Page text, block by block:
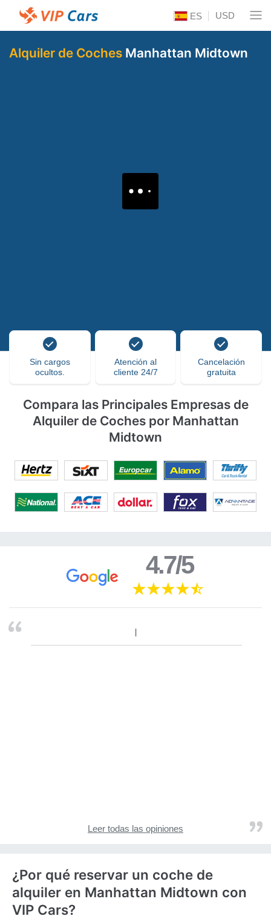
ES USD
Alquiler de Coches Manhattan Midtown
Sin cargos
ocultos.
Atención al
cliente 24/7
Cancelación
gratuita
Compara las Principales Empresas de
Alquiler de Coches por Manhattan
Midtown
4.7/5
Leer todas las opiniones
¿Por qué reservar un coche de
alquiler en Manhattan Midtown con
VIP Cars?